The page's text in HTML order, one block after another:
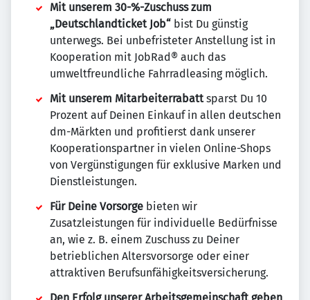
Mit unserem 30-%-Zuschuss zum
„Deutschlandticket Job“ bist Du günstig
unterwegs. Bei unbefristeter Anstellung ist in
Kooperation mit JobRad® auch das
umweltfreundliche Fahrradleasing möglich.
Mit unserem Mitarbeiterrabattsparst Du 10
Prozent auf Deinen Einkauf in allen deutschen
dm-Märkten und profitierst dank unserer
Kooperationspartner in vielen Online-Shops
von Vergünstigungen für exklusive Marken und
Dienstleistungen.
Für Deine Vorsorge bieten wir
Zusatzleistungen für individuelle Bedürfnisse
an, wie z. B. einem Zuschuss zu Deiner
betrieblichen Altersvorsorge oder einer
attraktiven Berufsunfähigkeitsversicherung.